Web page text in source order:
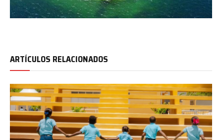
ARTÍCULOS RELACIONADOS